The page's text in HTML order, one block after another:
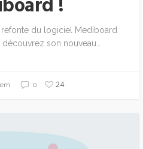
!
refonte du logiciel Mediboard
découvrez son nouveau…
0 24